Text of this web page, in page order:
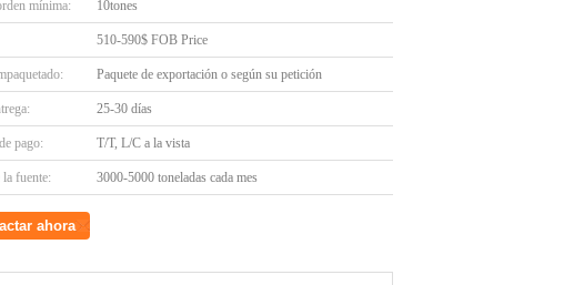
mínima: 10tones
510-590$ FOB Price
Paquete de exportación o según su petición
25-30 días
pago: T/T, L/C a la vista
la fuente: 3000-5000 toneladas cada mes
ahora